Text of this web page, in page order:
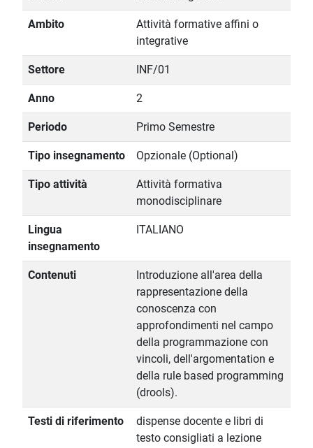
Ambito
Attività formative affini o
integrative
Settore INF/01
Anno 2
Periodo Primo Semestre
Tipo insegnamento Opzionale (Optional)
Tipo attività
Attività formativa
monodisciplinare
Lingua
insegnamento
ITALIANO
Contenuti
Introduzione all'area della
rappresentazione della
conoscenza con
approfondimenti nel campo
della programmazione con
vincoli, dell'argomentation e
della rule based programming
(drools).
Testi di riferimento
dispense docente e libri di
testo consigliati a lezione